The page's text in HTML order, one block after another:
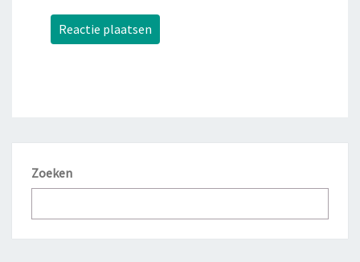
Zoeken